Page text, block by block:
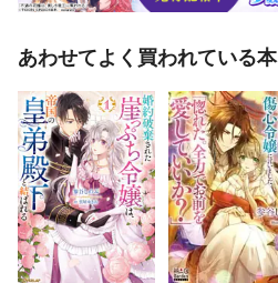
あわせてよく買われている本